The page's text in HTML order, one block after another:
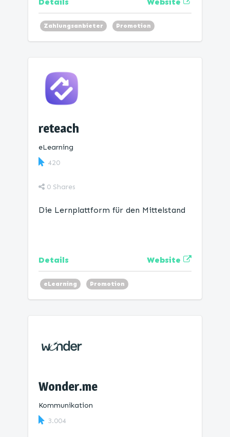
Zahlungsanbieter Promotion
reteach
eLearning
420
0 Shares
Die Lernplattform ​für den Mittelstand
Details Website
eLearning Promotion
Wonder.me
Kommunikation
3.004